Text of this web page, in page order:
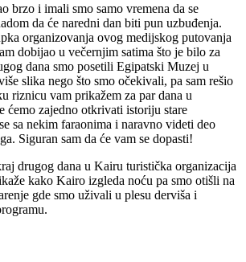
brzo i imali smo samo vremena da se
da će naredni dan biti pun uzbuđenja.
organizovanja ovog medijskog putovanja
dobijao u večernjim satima što je bilo za
dana smo posetili Egipatski Muzej u
slika nego što smo očekivali, pa sam rešio
riznicu vam prikažem za par dana u
ćemo zajedno otkrivati istoriju stare
sa nekim faraonima i naravno videti deo
Siguran sam da će vam se dopasti!
drugog dana u Kairu turistička organizacija
kako Kairo izgleda noću pa smo otišli na
gde smo uživali u plesu derviša i